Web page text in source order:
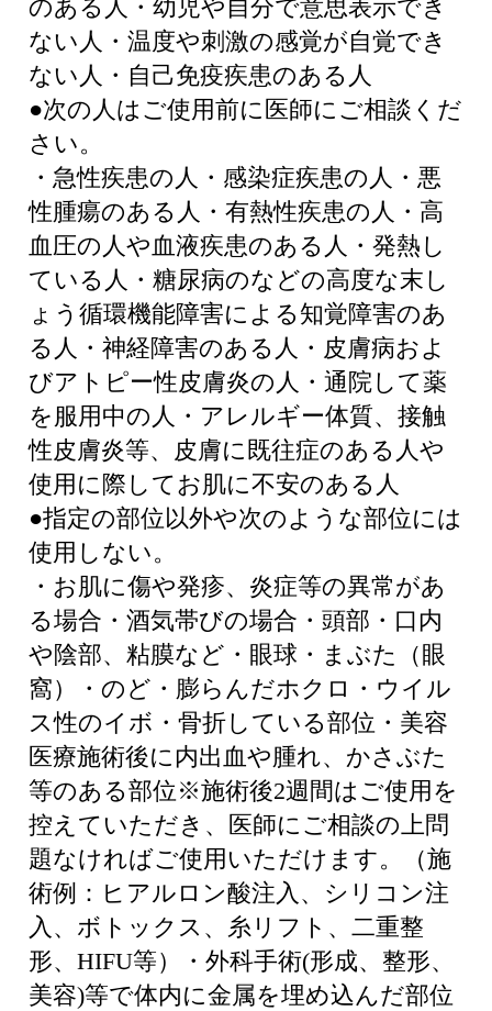
のある人・幼児や自分で意思表示でき
ない人・温度や刺激の感覚が自覚でき
ない人・自己免疫疾患のある人
●次の人はご使用前に医師にご相談くだ
さい。
・急性疾患の人・感染症疾患の人・悪
性腫瘍のある人・有熱性疾患の人・高
血圧の人や血液疾患のある人・発熱し
ている人・糖尿病のなどの高度な末し
ょう循環機能障害による知覚障害のあ
る人・神経障害のある人・皮膚病およ
びアトピー性皮膚炎の人・通院して薬
を服用中の人・アレルギー体質、接触
性皮膚炎等、皮膚に既往症のある人や
使用に際してお肌に不安のある人
●指定の部位以外や次のような部位には
使用しない。
・お肌に傷や発疹、炎症等の異常があ
る場合・酒気帯びの場合・頭部・口内
や陰部、粘膜など・眼球・まぶた（眼
窩）・のど・膨らんだホクロ・ウイル
ス性のイボ・骨折している部位・美容
医療施術後に内出血や腫れ、かさぶた
等のある部位※施術後2週間はご使用を
控えていただき、医師にご相談の上問
題なければご使用いただけます。（施
術例：ヒアルロン酸注入、シリコン注
入、ボトックス、糸リフト、二重整
形、HIFU等）・外科手術(形成、整形、
美容)等で体内に金属を埋め込んだ部位